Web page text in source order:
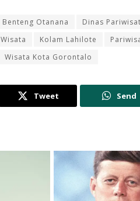
Benteng Otanana Dinas
Kolam Lahilote
Wisata Kota Gorontalo
Tweet Send